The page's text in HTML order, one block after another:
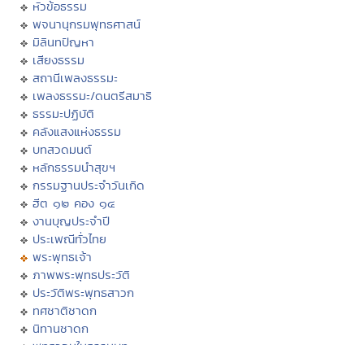
หัวข้อธรรม
พจนานุกรมพุทธศาสน์
มิลินทปัญหา
เสียงธรรม
สถานีเพลงธรรมะ
เพลงธรรมะ/ดนตรีสมาธิ
ธรรมะปฏิบัติ
คลังแสงแห่งธรรม
บทสวดมนต์
หลักธรรมนำสุขฯ
กรรมฐานประจำวันเกิด
ฮีต ๑๒ คอง ๑๔
งานบุญประจำปี
ประเพณีทั่วไทย
พระพุทธเจ้า
ภาพพระพุทธประวัติ
ประวัติพระพุทธสาวก
ทศชาติชาดก
นิทานชาดก